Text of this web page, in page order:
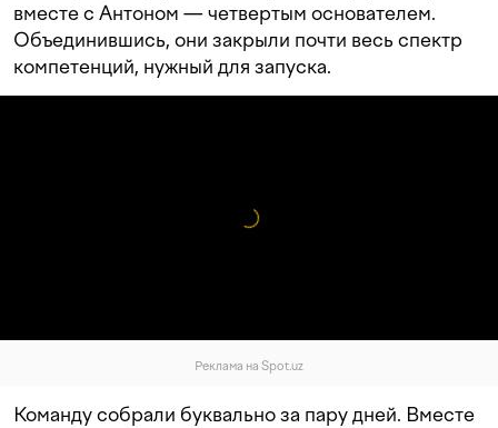
вместе с Антоном — четвертым основателем.
Объединившись, они закрыли почти весь спектр
компетенций, нужный для запуска.
Реклама на Spot.uz
Команду собрали буквально за пару дней. Вместе